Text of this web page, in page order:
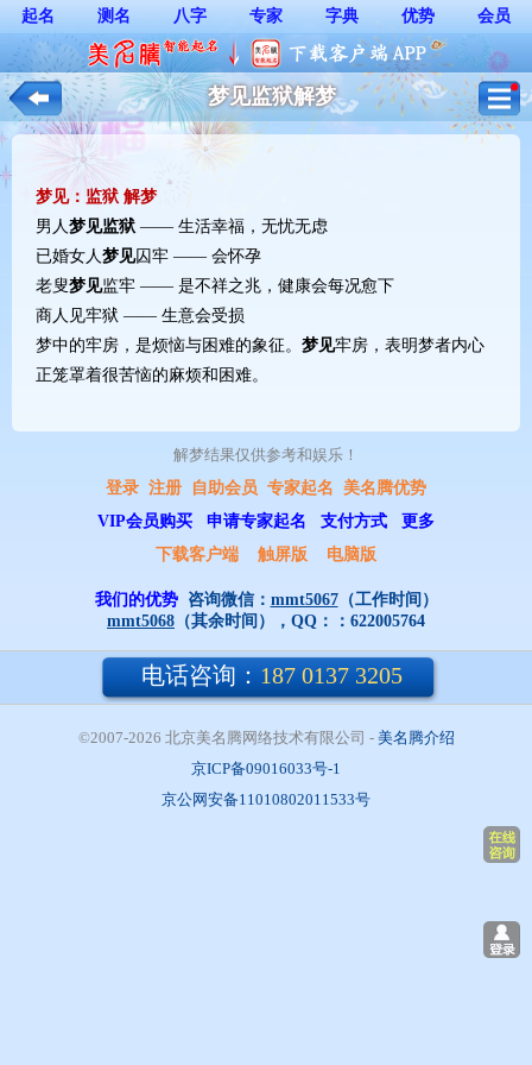
起名 测名 八字 专家 字典 优势 会员
梦见监狱解梦
梦见：监狱 解梦
男人梦见监狱 —— 生活幸福，无忧无虑
已婚女人梦见囚牢 —— 会怀孕
老叟梦见监牢 —— 是不祥之兆，健康会每况愈下
商人见牢狱 —— 生意会受损
梦中的牢房，是烦恼与困难的象征。 梦见牢房，表明梦者内心
正笼罩着很苦恼的麻烦和困难。
解梦结果仅供参考和娱乐！
登录 注册 自助会员 专家起名 美名腾优势
VIP会员购买
申请专家起名 支付方式
更多
下载客户端
触屏版 电脑版
我们的优势 咨询微信： mmt5067（工作时间）
mmt5068 （其余时间），QQ：： 622005764
电话咨询： 187 0137 3205
©2007-2026 北京美名腾网络技术有限公司 - 美名腾介绍
京ICP备09016033号-1
京公网安备11010802011533号